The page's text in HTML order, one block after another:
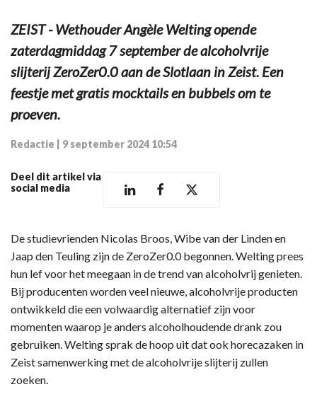
ZEIST - Wethouder Angèle Welting opende
zaterdagmiddag 7 september de alcoholvrije
slijterij ZeroZer0.0 aan de Slotlaan in Zeist. Een
feestje met gratis mocktails en bubbels om te
proeven.
Redactie 9 september 2024 10:54
Deel dit artikel via
social media
De studievrienden Nicolas Broos, Wibe van der Linden en
Jaap den Teuling zijn de ZeroZer0.0 begonnen. Welting prees
hun lef voor het meegaan in de trend van alcoholvrij genieten.
Bij producenten worden veel nieuwe, alcoholvrije producten
ontwikkeld die een volwaardig alternatief zijn voor
momenten waarop je anders alcoholhoudende drank zou
gebruiken. Welting sprak de hoop uit dat ook horecazaken in
Zeist samenwerking met de alcoholvrije slijterij zullen
zoeken.